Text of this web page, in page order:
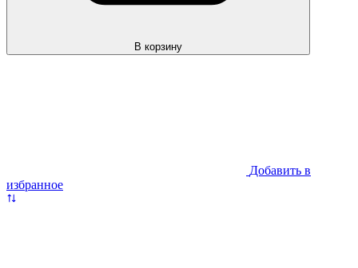
В корзину
Добавить в
избранное